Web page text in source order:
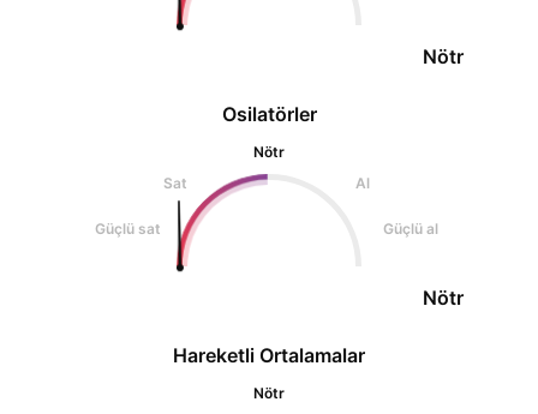
Osilatörler
Nötr
Sat
Al
Güçlü sat Güçlü al
Nötr
Nötr
Hareketli Ortalamalar
Nötr